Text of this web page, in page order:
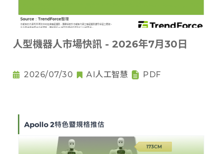
人型機器人市場快訊 - 2026年7月30日
2026/07/30 AI人工智慧 PDF